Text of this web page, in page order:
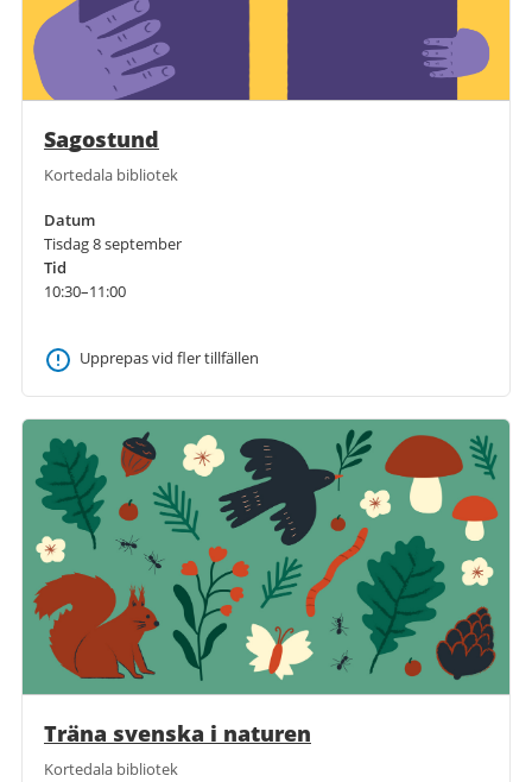
Sagostund
Kortedala bibliotek
Datum
Tisdag 8 september
Tid
10:30–11:00
Upprepas vid fler tillfällen
Träna svenska i naturen
Kortedala bibliotek